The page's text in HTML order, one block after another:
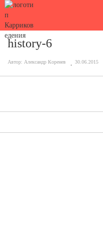
history-6
Автор: Александр Коренев 30.06.2015